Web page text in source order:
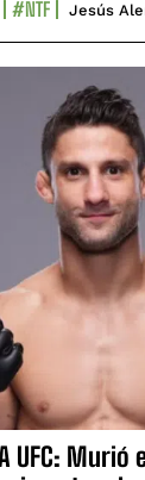
#NTF Jesús
UFC: